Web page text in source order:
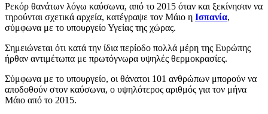
Ρεκόρ θανάτων λόγω καύσωνα, από το 2015 όταν και ξεκίνησαν να
τηρούνται σχετικά αρχεία, κατέγραψε τον Μάιο η Ισπανία,
σύμφωνα με το υπουργείο Υγείας της χώρας.
Σημειώνεται ότι κατά την ίδια περίοδο πολλά μέρη της Ευρώπης
ήρθαν αντιμέτωπα με πρωτόγνωρα υψηλές θερμοκρασίες.
Σύμφωνα με το υπουργείο, οι θάνατοι 101 ανθρώπων μπορούν να
αποδοθούν στον καύσωνα, ο υψηλότερος αριθμός για τον μήνα
Μάιο από το 2015.